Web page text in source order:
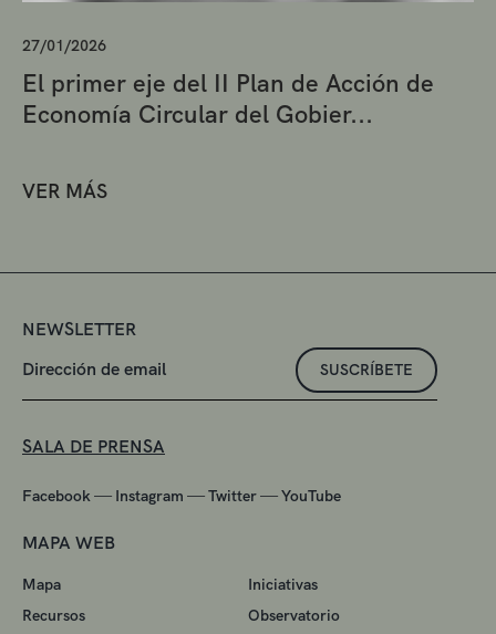
27/01/2026
El primer eje del II Plan de Acción de
Economía Circular del Gobier...
VER MÁS
NEWSLETTER
SUSCRÍBETE
SALA DE PRENSA
Facebook — Instagram —Twitter—YouTube
MAPA WEB
Mapa
Iniciativas
Recursos
Observatorio